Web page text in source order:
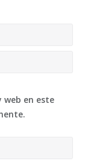
web en este